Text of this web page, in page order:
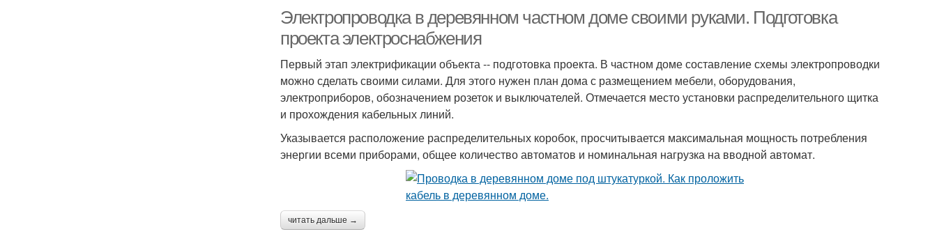
Электропроводка в деревянном частном доме своими руками. Подготовка
проекта электроснабжения
Первый этап электрификации объекта -- подготовка проекта. В частном доме составление схемы электропроводки
можно сделать своими силами. Для этого нужен план дома с размещением мебели, оборудования,
электроприборов, обозначением розеток и выключателей. Отмечается место установки распределительного щитка
и прохождения кабельных линий.
Указывается расположение распределительных коробок, просчитывается максимальная мощность потребления
энергии всеми приборами, общее количество автоматов и номинальная нагрузка на вводной автомат.
читать дальше →